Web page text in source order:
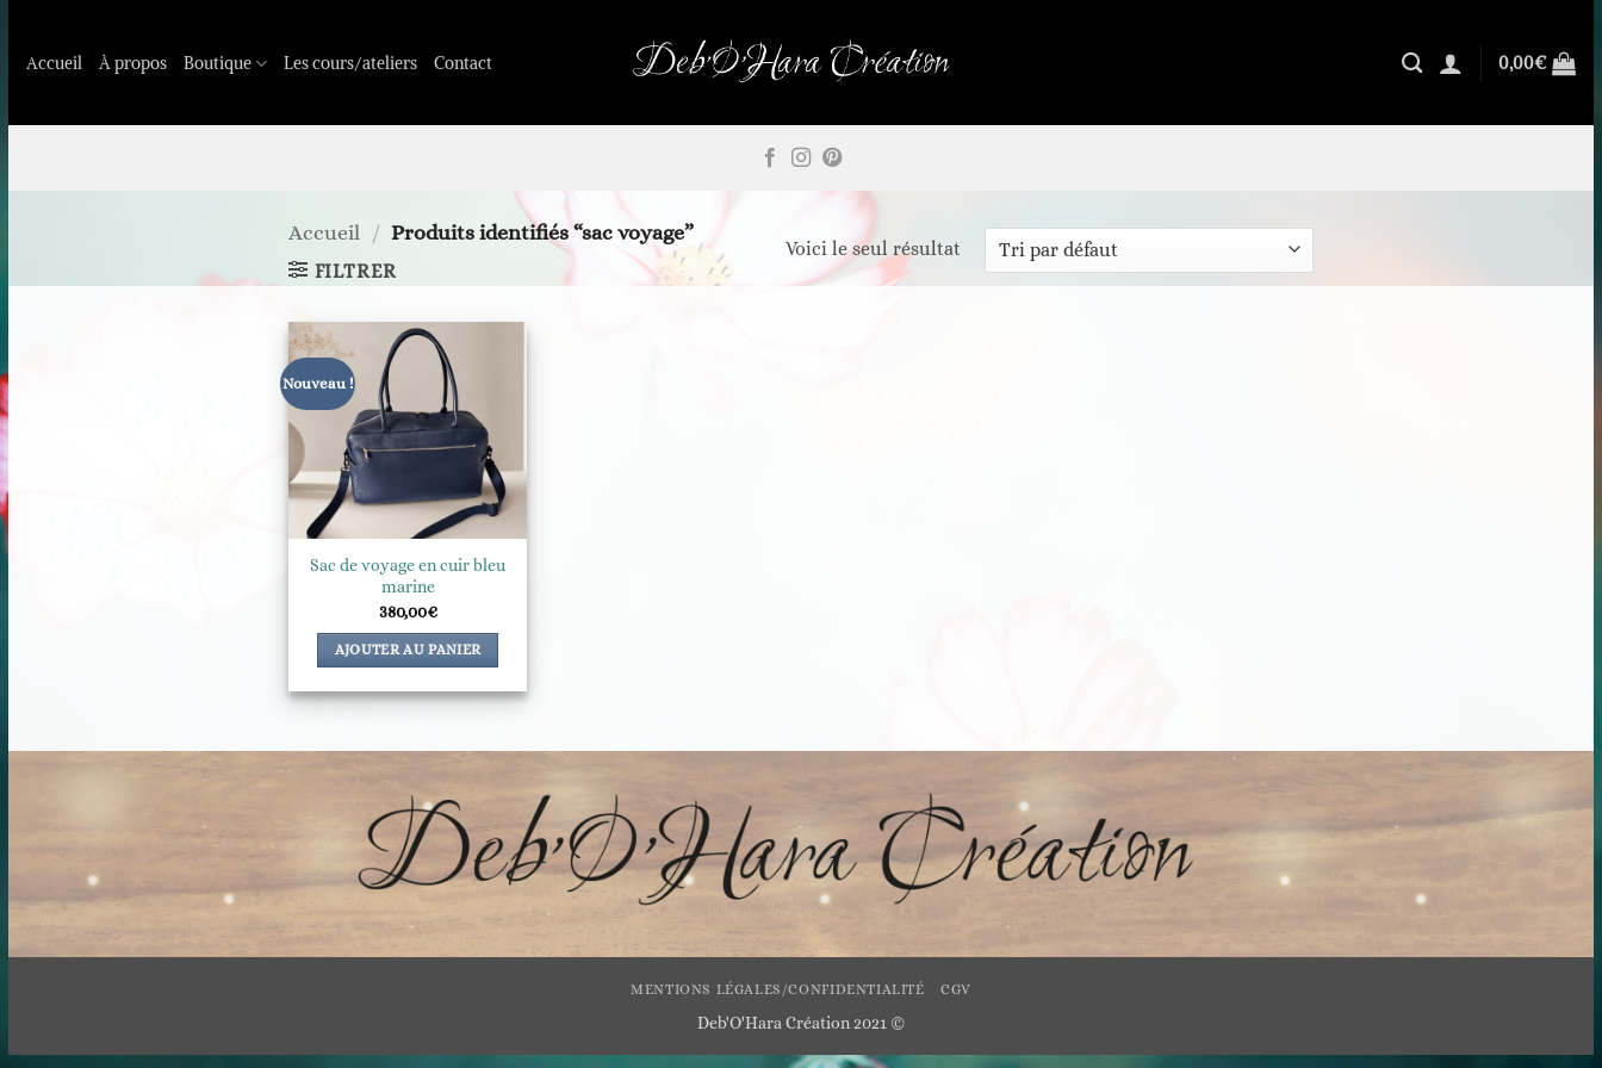
contenu
Accueil À propos Boutique Les cours/ateliers Contact 0,00€
Accueil / Produits identifiés “sac voyage”
FILTRER
Voici le seul résultat
Nouveau !
Sac de voyage en cuir bleu
marine
380,00€
AJOUTER AU PANIER
MENTIONS LÉGALES/CONFIDENTIALITÉ CGV
Deb'O'Hara Création 2021 ©